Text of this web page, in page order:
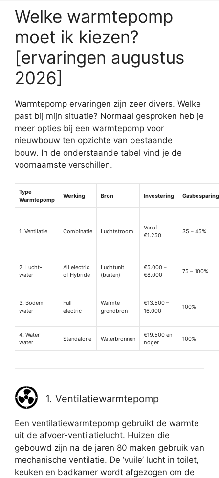
Welke warmtepomp
moet ik kiezen?
[ervaringen augustus
2026]
Warmtepomp ervaringen zijn zeer divers. Welke
past bij mijn situatie? Normaal gesproken heb je
meer opties bij een warmtepomp voor
nieuwbouw ten opzichte van bestaande
bouw. In de onderstaande tabel vind je de
voornaamste verschillen.
Type
Warmtepomp
Werking Bron Investering Gasbesparing
1. Ventilatie Combinatie Luchtstroom
Vanaf
€1.250
35 – 45%
2. Lucht-
water
All electric
of Hybride
Luchtunit
(buiten)
€5.000 –
€8.000
75 – 100%
3. Bodem-
water
Full-
electric
Warmte-
grondbron
€13.500 –
16.000
100%
4. Water-
water
Standalone Waterbronnen
€19.500 en
hoger
100%
1. Ventilatiewarmtepomp
Een ventilatiewarmtepomp gebruikt de warmte
uit de afvoer-ventilatielucht. Huizen die
gebouwd zijn na de jaren 80 maken gebruik van
mechanische ventilatie. De ‘vuile’ lucht in toilet,
keuken en badkamer wordt afgezogen om de